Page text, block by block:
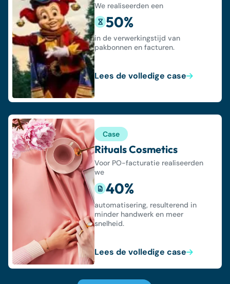
We realiseerden een
50%
in de verwerkingstijd van
pakbonnen en facturen.
Lees de volledige case
Case
Rituals Cosmetics
Voor PO-facturatie realiseerden
we
40%
automatisering, resulterend in
minder handwerk en meer
snelheid.
Lees de volledige case